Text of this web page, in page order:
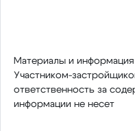
Материалы и
Участником-
ответственность за
информации не несет